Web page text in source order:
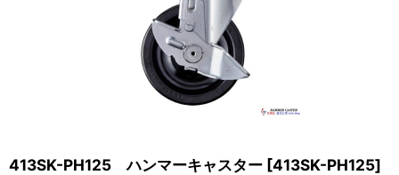
413SK-PH125 ハンマーキャスター [413SK-PH125]